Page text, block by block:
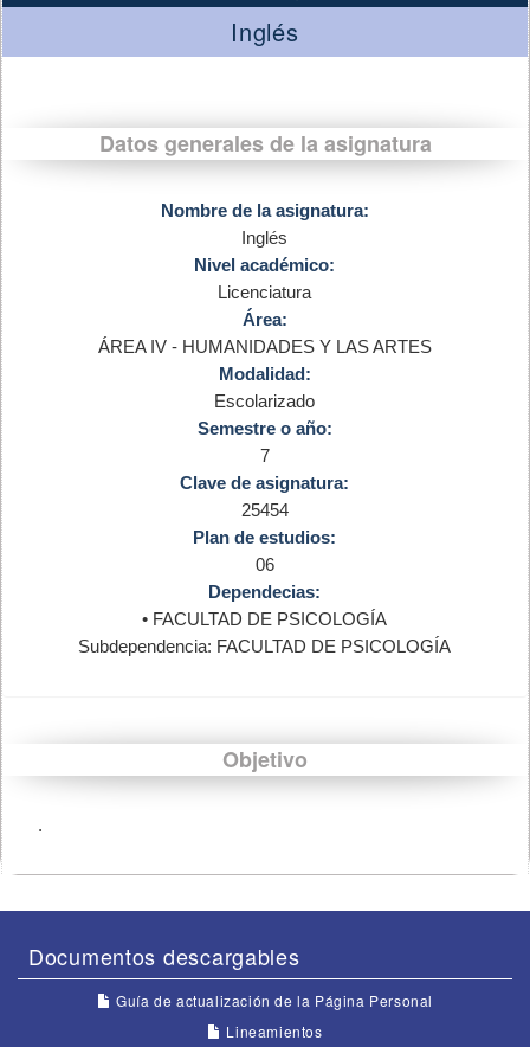
Inglés
Datos generales de la asignatura
Nombre de la asignatura:
Inglés
Nivel académico:
Licenciatura
Área:
ÁREA IV - HUMANIDADES Y LAS ARTES
Modalidad:
Escolarizado
Semestre o año:
7
Clave de asignatura:
25454
Plan de estudios:
06
Dependecias:
• FACULTAD DE PSICOLOGÍA
Subdependencia: FACULTAD DE PSICOLOGÍA
Objetivo
.
Documentos descargables
Guía de actualización de la Página Personal
Lineamientos